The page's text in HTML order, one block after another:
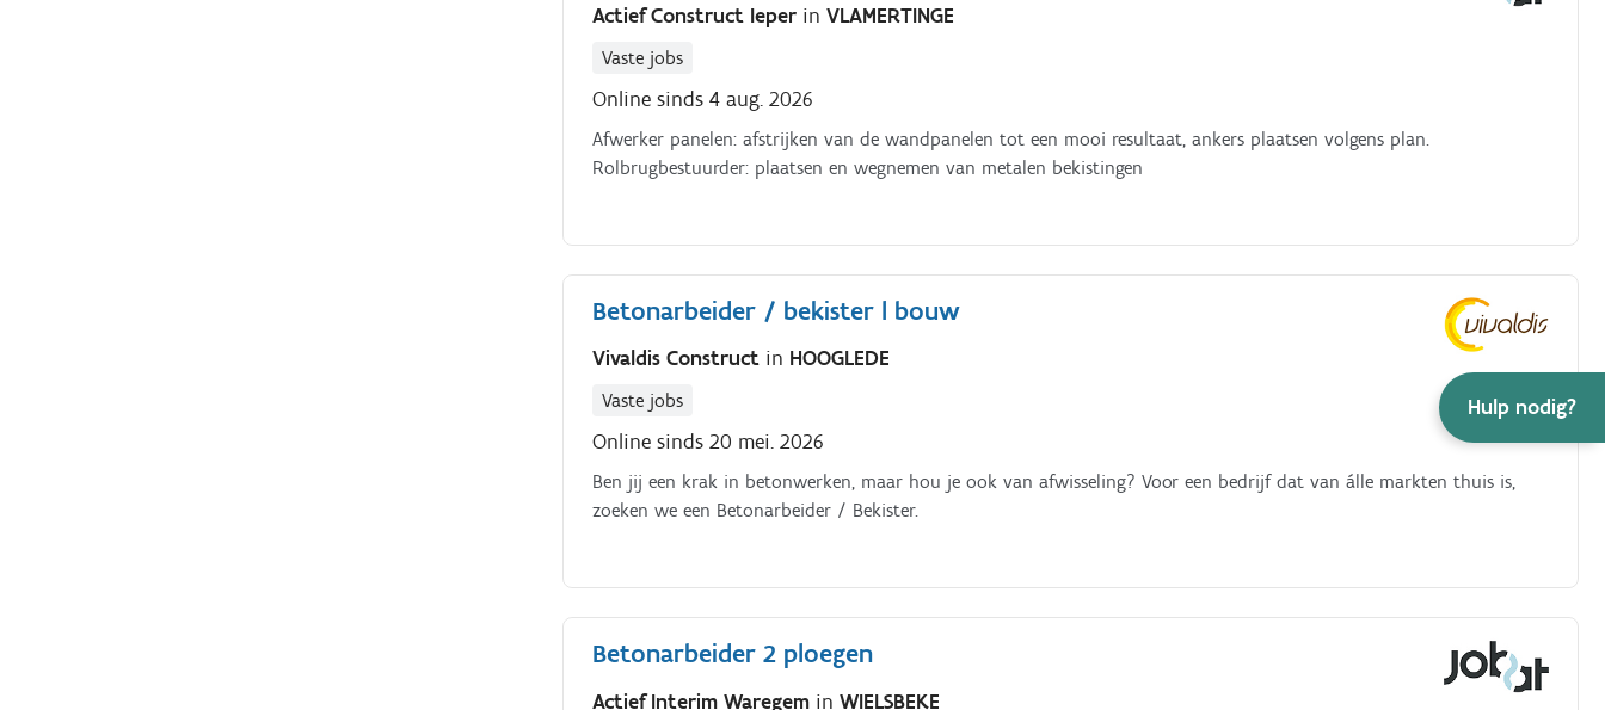
Hulp nodig?
Actief Construct Ieper inVLAMERTINGE
Vaste jobs
Online sinds 4 aug. 2026
Afwerker panelen: afstrijken van de wandpanelen tot een mooi resultaat, ankers plaatsen volgens plan.
Rolbrugbestuurder: plaatsen en wegnemen van metalen bekistingen
Betonarbeider / bekister l bouw
Vivaldis Construct in HOOGLEDE
Vaste jobs
Online sinds 20 mei. 2026
Ben jij een krak in betonwerken, maar hou je ook van afwisseling? Voor een bedrijf dat van álle markten thuis is,
zoeken we een Betonarbeider / Bekister.
Betonarbeider 2 ploegen
Actief Interim Waregem inWIELSBEKE